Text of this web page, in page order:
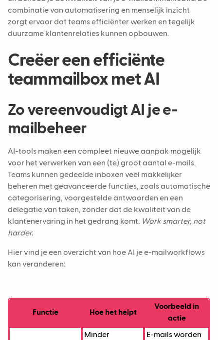
combinatie van automatisering en menselijk inzicht
zorgt ervoor dat teams efficiënter werken en tegelijk
duurzame klantenrelaties kunnen opbouwen.
Creëer een efficiënte
teammailbox met AI
Zo vereenvoudigt AI je e-
mailbeheer
AI-tools maken een compleet nieuwe aanpak mogelijk
voor het verwerken van een (te) groot aantal e-mails.
Teams kunnen gedeelde inboxen veel makkelijker
beheren met geavanceerde functies, zoals automatische
categorisering, voorgestelde antwoorden en een
delegatie van taken, zonder dat de kwaliteit van de
klantenervaring in het gedrang komt. Work smarter, not
harder.
Hier vind je een overzicht van hoe AI je e-mailworkflows
kan veranderen:
Functie Hoe het helpt
Voorbeeld in
actie
Minder
E-mails worden